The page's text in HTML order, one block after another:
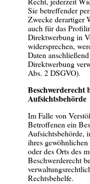
Sie betreffender
Zwecke derartiger
auch für das
Direktwerbung in
widersprechen,
Daten
Direktwerbung
Abs. 2 DSGVO).
Beschwerderecht
Aufsichtsbehörde
Im Falle von
Betroffenen ein
Aufsichtsbehörde,
ihres
oder des Orts des
Beschwerderecht
Rechtsbehelfe.